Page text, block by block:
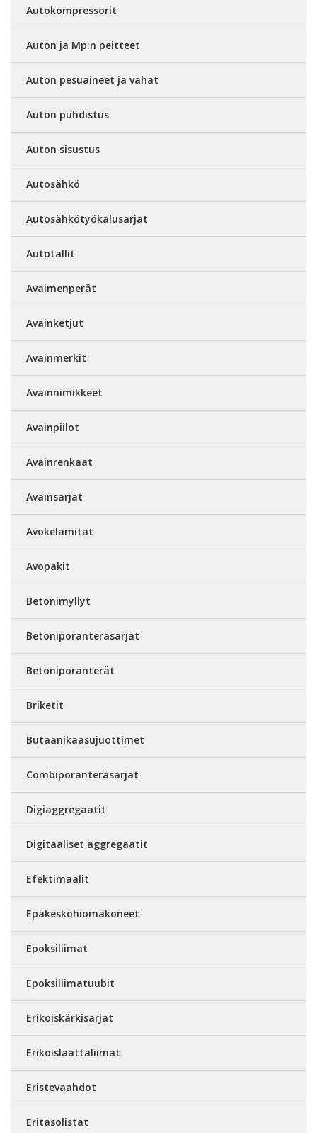
Autokompressorit
Auton ja Mp:n peitteet
Auton pesuaineet ja vahat
Auton puhdistus
Auton sisustus
Autosähkö
Autosähkötyökalusarjat
Autotallit
Avaimenperät
Avainketjut
Avainmerkit
Avainnimikkeet
Avainpiilot
Avainrenkaat
Avainsarjat
Avokelamitat
Avopakit
Betonimyllyt
Betoniporanteräsarjat
Betoniporanterät
Briketit
Butaanikaasujuottimet
Combiporanteräsarjat
Digiaggregaatit
Digitaaliset aggregaatit
Efektimaalit
Epäkeskohiomakoneet
Epoksiliimat
Epoksiliimatuubit
Erikoiskärkisarjat
Erikoislaattaliimat
Eristevaahdot
Eritasolistat